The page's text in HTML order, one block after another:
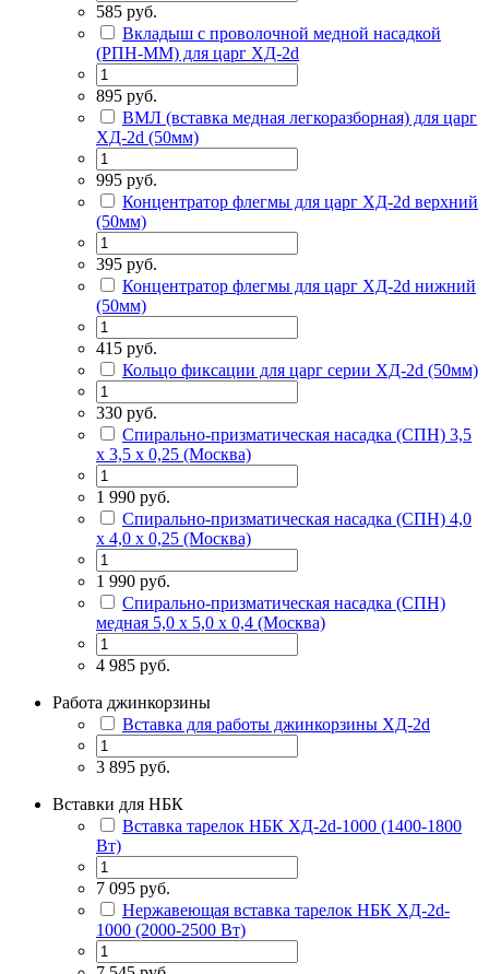
585 руб.
Вкладыш с проволочной медной насадкой
(РПН-ММ) для царг ХД-2d
895 руб.
ВМЛ (вставка медная легкоразборная) для царг
ХД-2d (50мм)
995 руб.
Концентратор флегмы для царг ХД-2d верхний
(50мм)
395 руб.
Концентратор флегмы для царг ХД-2d нижний
(50мм)
415 руб.
Кольцо фиксации для царг серии ХД-2d (50мм)
330 руб.
Спирально-призматическая насадка (СПН) 3,5
х 3,5 х 0,25 (Москва)
1 990 руб.
Спирально-призматическая насадка (СПН) 4,0
х 4,0 х 0,25 (Москва)
1 990 руб.
Спирально-призматическая насадка (СПН)
медная 5,0 х 5,0 х 0,4 (Москва)
4 985 руб.
Работа джинкорзины
Вставка для работы джинкорзины ХД-2d
3 895 руб.
Вставки для НБК
Вставка тарелок НБК ХД-2d-1000 (1400-1800
Вт)
7 095 руб.
Нержавеющая вставка тарелок НБК ХД-2d-
1000 (2000-2500 Вт)